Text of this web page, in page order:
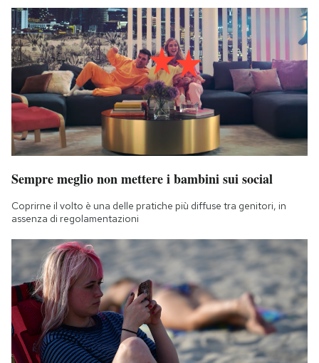
Sempre meglio non mettere i bambini sui social
Coprirne il volto è una delle pratiche più diffuse tra genitori, in
assenza di regolamentazioni